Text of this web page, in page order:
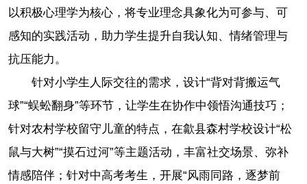
以积极心理学为核心，将专业理念具象化为可参与、可
感知的实践活动，助力学生提升自我认知、情绪管理与
抗压能力。
针对小学生人际交往的需求，设计“背对背搬运气
球”“蜈蚣翻身”等环节，让学生在协作中领悟沟通技巧；
针对农村学校留守儿童的特点，在歙县森村学校设计“松
鼠与大树”“摸石过河”等主题活动，丰富社交场景、弥补
情感陪伴；针对中高考考生，开展“风雨同路，逐梦前